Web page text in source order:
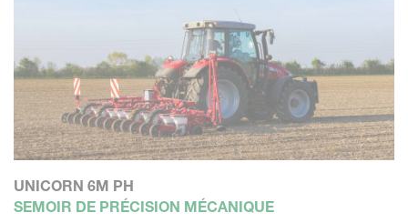
UNICORN 6M PH
SEMOIR DE PRÉCISION MÉCANIQUE